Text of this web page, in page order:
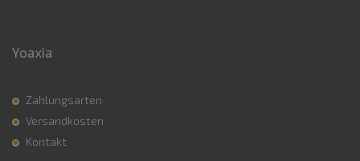
Yoaxia
Zahlungsarten
Versandkosten
Kontakt